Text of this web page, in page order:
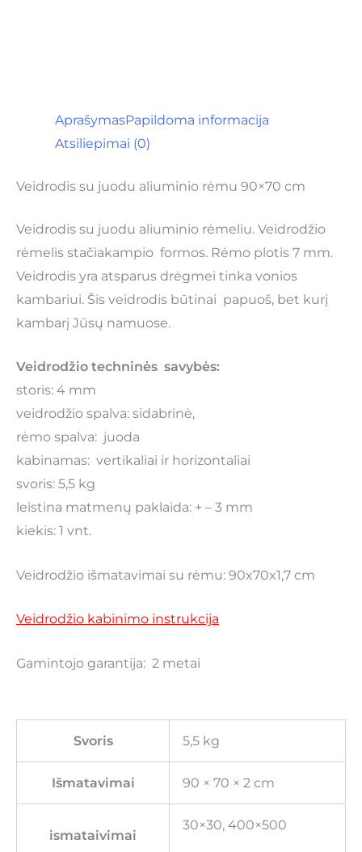
AprašymasPapildoma informacija
Atsiliepimai (0)
Veidrodis su juodu aliuminio rėmu 90×70 cm
Veidrodis su juodu aliuminio rėmeliu. Veidrodžio
rėmelis stačiakampio formos. Rėmo plotis 7 mm.
Veidrodis yra atsparus drėgmei tinka vonios
kambariui. Šis veidrodis būtinai papuoš, bet kurį
kambarį Jūsų namuose.
Veidrodžio techninės savybės:
storis: 4 mm
veidrodžio spalva: sidabrinė,
rėmo spalva: juoda
kabinamas: vertikaliai ir horizontaliai
svoris: 5,5 kg
leistina matmenų paklaida: + – 3 mm
kiekis: 1 vnt.
Veidrodžio išmatavimai su rėmu: 90x70x1,7 cm
Veidrodžio kabinimo instrukcija
Gamintojo garantija: 2 metai
Svoris 5,5 kg
Išmatavimai 90 × 70 × 2 cm
ismataivimai
30×30, 400×500